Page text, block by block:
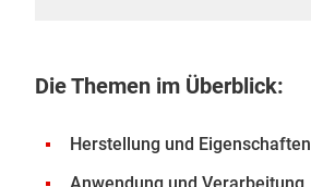
Die Themen im Überblick:
Herstellung und Eigenschaften